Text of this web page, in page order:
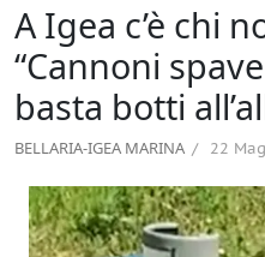
A Igea c’è chi
“Cannoni
basta botti
BELLARIA-IGEA MARINA 22